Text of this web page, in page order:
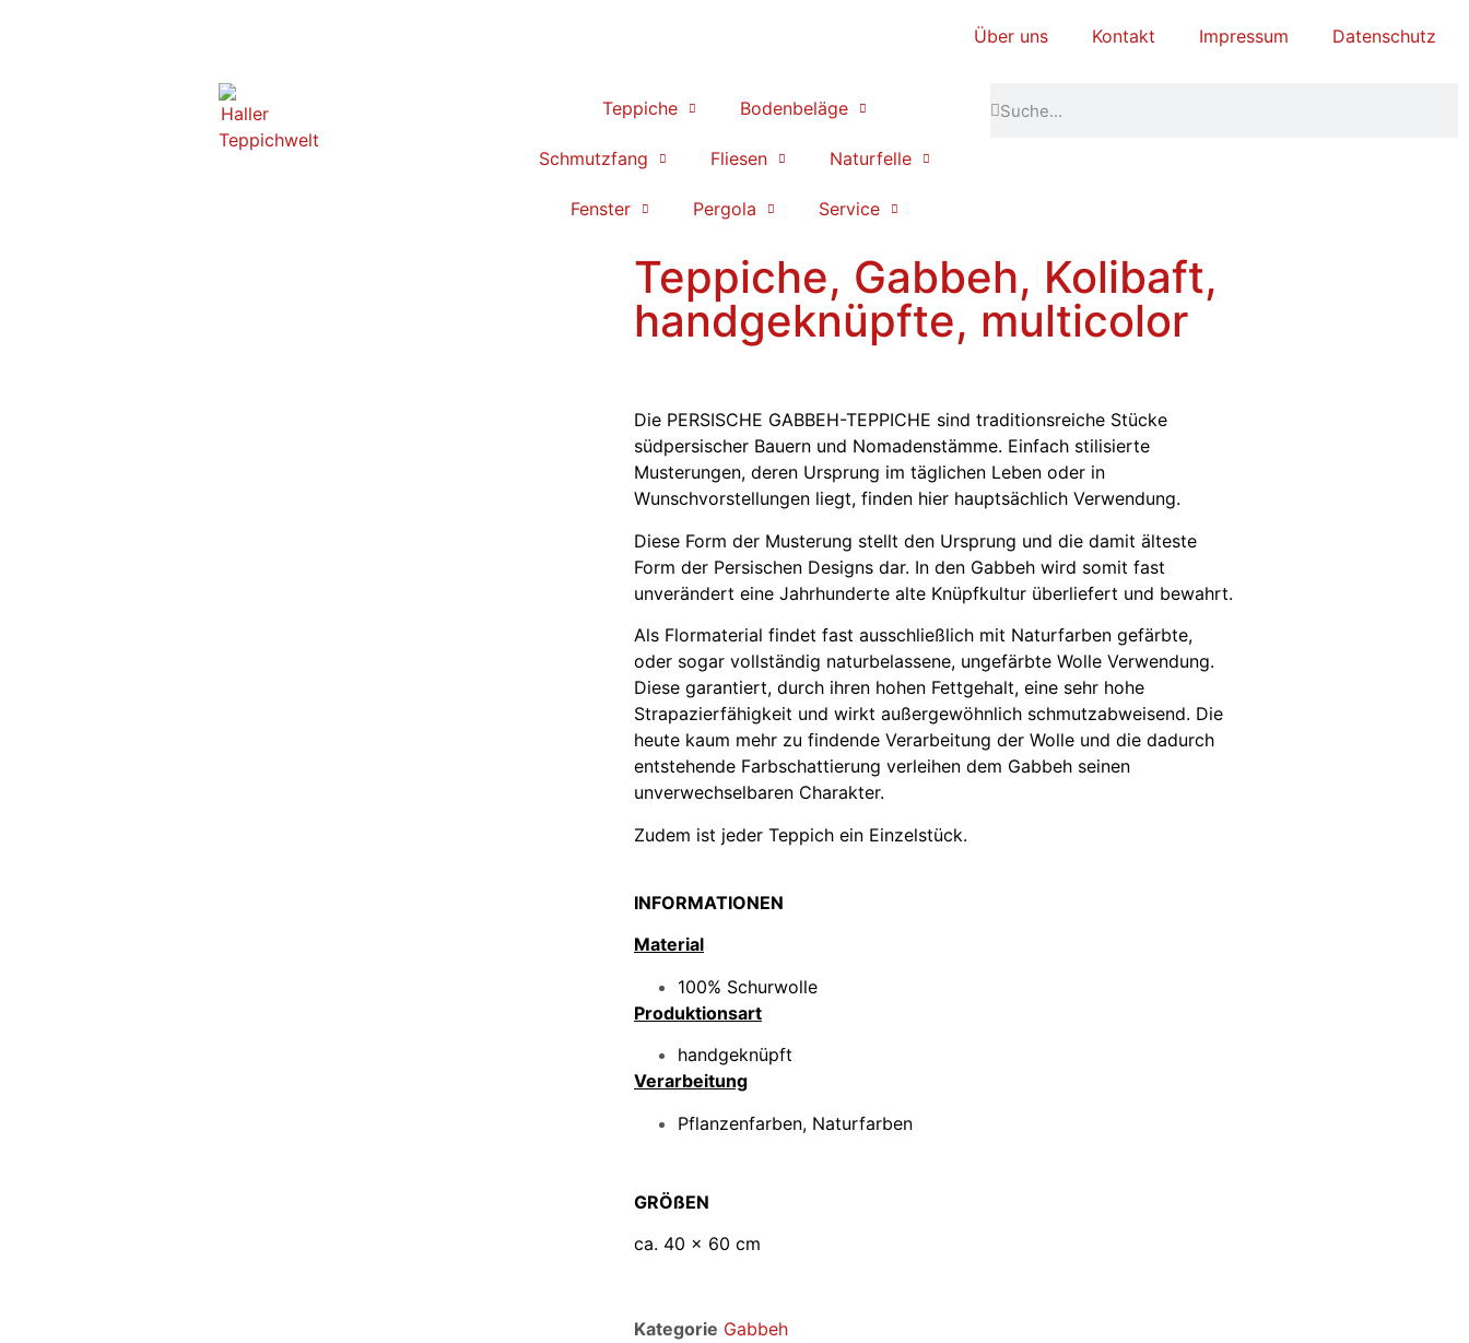
Über uns Kontakt Impressum Datenschutz
Teppiche Bodenbeläge
Schmutzfang Fliesen Naturfelle
Fenster Pergola Service
Teppiche, Gabbeh, Kolibaft,
handgeknüpfte, multicolor
Die PERSISCHE GABBEH-TEPPICHE sind traditionsreiche Stücke
südpersischer Bauern und Nomadenstämme. Einfach stilisierte
Musterungen, deren Ursprung im täglichen Leben oder in
Wunschvorstellungen liegt, finden hier hauptsächlich Verwendung.
Diese Form der Musterung stellt den Ursprung und die damit älteste
Form der Persischen Designs dar. In den Gabbeh wird somit fast
unverändert eine Jahrhunderte alte Knüpfkultur überliefert und bewahrt.
Als Flormaterial findet fast ausschließlich mit Naturfarben gefärbte,
oder sogar vollständig naturbelassene, ungefärbte Wolle Verwendung.
Diese garantiert, durch ihren hohen Fettgehalt, eine sehr hohe
Strapazierfähigkeit und wirkt außergewöhnlich schmutzabweisend. Die
heute kaum mehr zu findende Verarbeitung der Wolle und die dadurch
entstehende Farbschattierung verleihen dem Gabbeh seinen
unverwechselbaren Charakter.
Zudem ist jeder Teppich ein Einzelstück.
INFORMATIONEN
Material
100% Schurwolle
Produktionsart
handgeknüpft
Verarbeitung
Pflanzenfarben, Naturfarben
GRÖßEN
ca. 40 x 60 cm
Kategorie Gabbeh